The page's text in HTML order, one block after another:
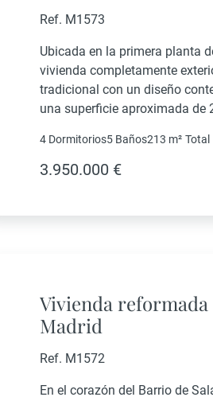
Ref. M1573
Ubicada en la primera planta
vivienda completamente
tradicional con un diseño
una superficie aproximada de
para ofrecer el máximo...
4 Dormitorios5 Baños213 m² Total
3.950.000 €
Vivienda reformada
Madrid
Ref. M1572
En el corazón del Barrio de